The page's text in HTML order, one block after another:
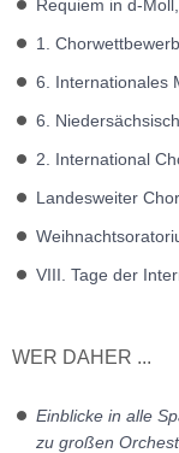
Requiem in d-
1.
6. Internationales
6.
2. International
Landesweiter
VIII. Tage der
WER DAHER ...
Einblicke in alle
zu großen